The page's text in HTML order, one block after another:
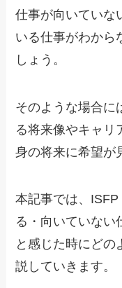
仕事が向いてい
いる仕事がわから
しょう。
そのような場合に
る将来像やキャリ
身の将来に希望が
本記事では、
る・向いていない
と感じた時にどの
説していきます。